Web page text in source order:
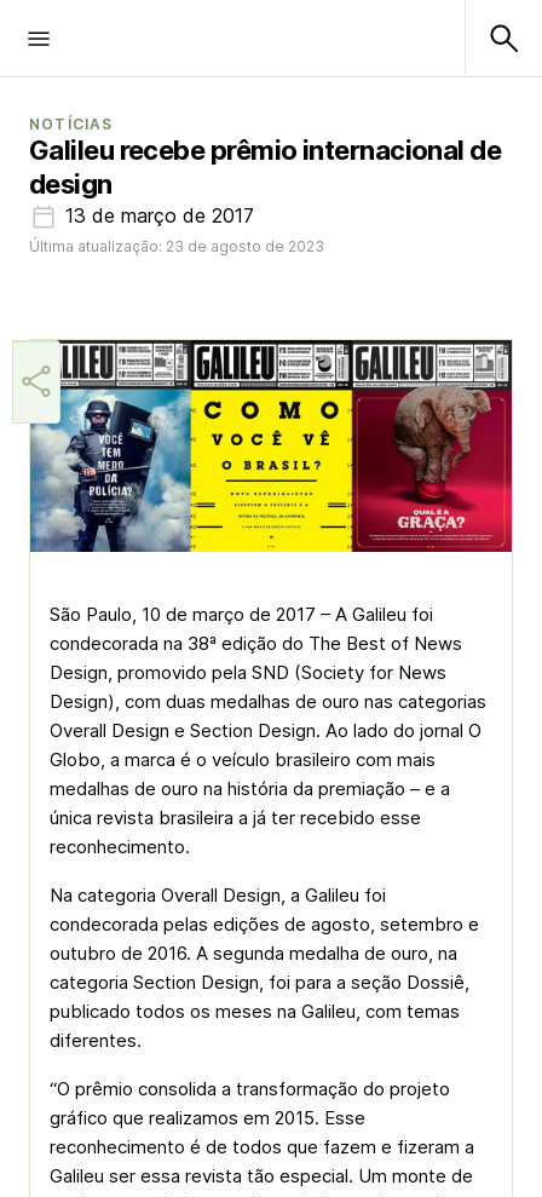
NOTÍCIAS
Galileu recebe prêmio internacional de
design
13 de março de 2017
Última atualização: 23 de agosto de 2023
Aner
São Paulo, 10 de março de 2017 – A Galileu foi
condecorada na 38ª edição do The Best of News
Design, promovido pela SND (Society for News
Design), com duas medalhas de ouro nas categorias
Overall Design e Section Design. Ao lado do jornal O
Globo, a marca é o veículo brasileiro com mais
medalhas de ouro na história da premiação – e a
única revista brasileira a já ter recebido esse
reconhecimento.
Na categoria Overall Design, a Galileu foi
condecorada pelas edições de agosto, setembro e
outubro de 2016. A segunda medalha de ouro, na
categoria Section Design, foi para a seção Dossiê,
publicado todos os meses na Galileu, com temas
diferentes.
“O prêmio consolida a transformação do projeto
gráfico que realizamos em 2015. Esse
reconhecimento é de todos que fazem e fizeram a
Galileu ser essa revista tão especial. Um monte de